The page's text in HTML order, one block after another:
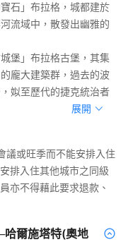
石」布拉格，城都建於
流域中，散發出幽雅的
堡」布拉格古堡，其集
龐大建築群，過去的波
姒至歷代的捷克統治者
展開
議或旺季而不能安排入住
排入住其他城市之同級
亦不得藉此要求退款、
爾施塔特(奧地